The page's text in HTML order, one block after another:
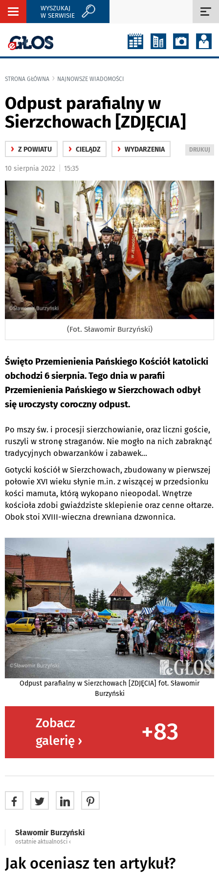
Rozwiń
WYSZUKAJ
W SERWISIE
STRONA GŁÓWNA NAJNOWSZE WIADOMOŚCI
Odpust parafialny w
Sierzchowach [ZDJĘCIA]
› Z POWIATU › CIELĄDZ › WYDARZENIA
WYDRUKUJ
DRUKUJ
10 sierpnia 2022 15:35
(Fot. Sławomir Burzyński)
Święto Przemienienia Pańskiego Kościół katolicki
obchodzi 6 sierpnia. Tego dnia w parafii
Przemienienia Pańskiego w Sierzchowach odbył
się uroczysty coroczny odpust.
Po mszy św. i procesji sierzchowianie, oraz liczni goście,
ruszyli w stronę straganów. Nie mogło na nich zabraknąć
tradycyjnych obwarzanków i zabawek...
Gotycki kościół w Sierzchowach, zbudowany w pierwszej
połowie XVI wieku słynie m.in. z wiszącej w przedsionku
kości mamuta, którą wykopano nieopodal. Wnętrze
kościoła zdobi gwiaździste sklepienie oraz cenne ołtarze.
Obok stoi XVIII-wieczna drewniana dzwonnica.
Odpust parafialny w Sierzchowach [ZDJĘCIA] fot. Sławomir
Burzyński
Zobacz
galerię ›
+83
Sławomir Burzyński
ostatnie aktualności ‹
Jak oceniasz ten artykuł?